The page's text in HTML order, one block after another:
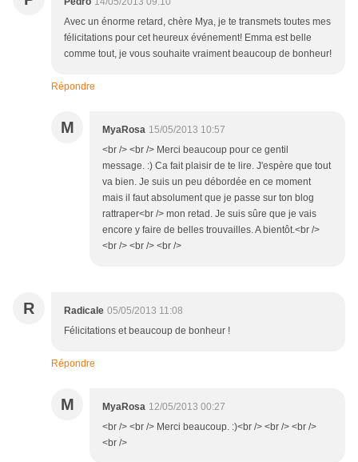
Avec un énorme retard, chère Mya, je te transmets toutes mes
félicitations pour cet heureux événement! Emma est belle
comme tout, je vous souhaite vraiment beaucoup de bonheur!
Répondre
M MyaRosa 15/05/2013 10:57
<br /> <br /> Merci beaucoup pour ce gentil
message. :) Ca fait plaisir de te lire. J'espère que tout
va bien. Je suis un peu débordée en ce moment
mais il faut absolument que je passe sur ton blog
rattraper<br /> mon retad. Je suis sûre que je vais
encore y faire de belles trouvailles. A bientôt.<br />
<br /> <br /> <br />
R Radicale 05/05/2013 11:08
Félicitations et beaucoup de bonheur !
Répondre
M MyaRosa 12/05/2013 00:27
<br /> <br /> Merci beaucoup. :)<br /> <br /> <br />
<br />